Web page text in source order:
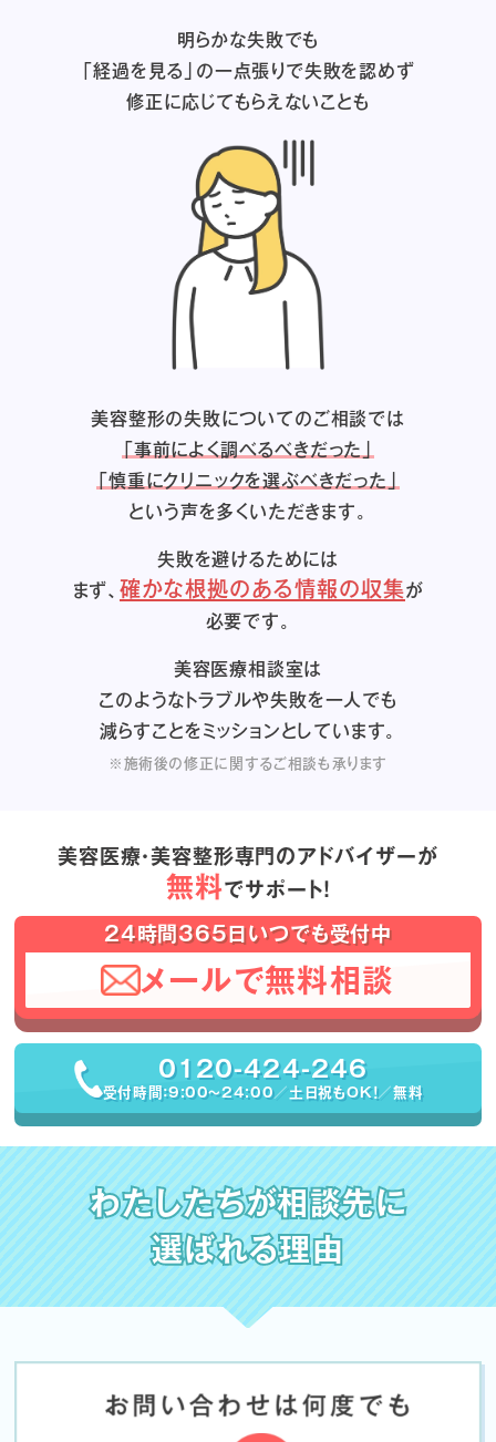
明らかな失敗でも
「経過を見る」の一点張りで失敗を認めず
修正に応じてもらえないことも
美容整形の失敗についてのご相談では
「事前によく調べるべきだった」
「慎重にクリニックを選ぶべきだった」
という声を多くいただきます。
失敗を避けるためには
まず、確かな根拠のある情報の収集が
必要です。
美容医療相談室は
このようなトラブルや失敗を一人でも
減らすことをミッションとしています。
※施術後の修正に関するご相談も承ります
美容医療・美容整形専門のアドバイザーが
無料でサポート！
24時間365日いつでも受付中
メールで無料相談
0120-424-246
受付時間：9:00〜24:00／土日祝もOK！／無料
わたしたちが相談先に
選ばれる理由